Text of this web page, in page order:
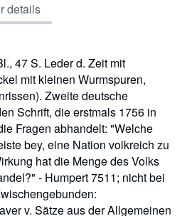
details
47 S. Leder d. Zeit mit
mit kleinen Wurmspuren,
Zweite deutsche
Schrift, die erstmals 1756 in
Fragen abhandelt: "Welche
bey, eine Nation volkreich zu
hat die Menge des Volks
- Humpert 7511; nicht bei
v. Sätze aus der Allgemeinen